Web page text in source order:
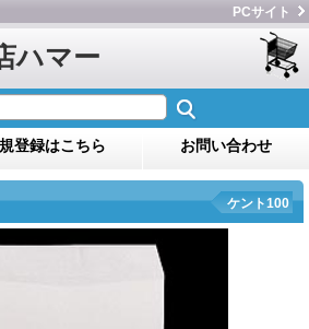
PCサイト
ハマー
登録はこちら お問い合わせ
ケント100